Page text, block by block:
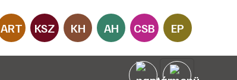
ART KSZ KH AH CSB EP